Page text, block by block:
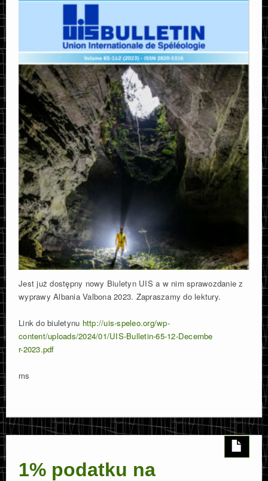
KONTAKT
Jest już dostępny nowy Biuletyn UIS a w nim sprawozdanie z
wyprawy Albania Valbona 2023. Zapraszamy do lektury.
Link do biuletynu http://uis-speleo.org/wp-
content/uploads/2024/01/UIS-Bulletin-65-12-Decembe
r-2023.pdf
ms
1% podatku na